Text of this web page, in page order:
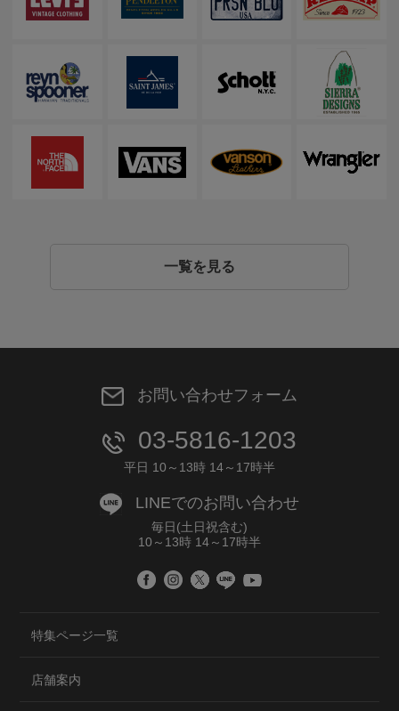
一覧を見る
お問い合わせフォーム
03-5816-1203
平日 10～13時 14～17時半
LINEでのお問い合わせ
毎日(土日祝含む)
10～13時 14～17時半
特集ページ一覧
店舗案内